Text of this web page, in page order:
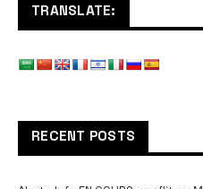
TRANSLATE:
RECENT POSTS